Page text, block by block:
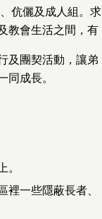
伉儷及成人組。求
教會生活之間，有
及團契活動，讓弟
同成長。
。
一些隱蔽長者、